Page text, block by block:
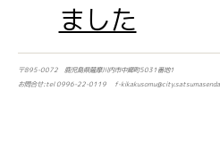
ました
〒895-0072 鹿児島県薩摩川内市中郷町5031番地1
お問合せ:tel 0996-22-0119 f-